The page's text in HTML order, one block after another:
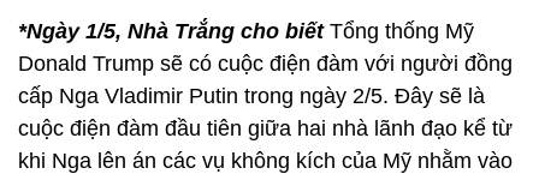
*Ngày 1/5, Nhà Trắng cho biếtTổng thống Mỹ
Donald Trump sẽ có cuộc điện đàm với người đồng
cấp Nga Vladimir Putin trong ngày 2/5. Đây sẽ là
cuộc điện đàm đầu tiên giữa hai nhà lãnh đạo kể từ
khi Nga lên án các vụ không kích của Mỹ nhằm vào